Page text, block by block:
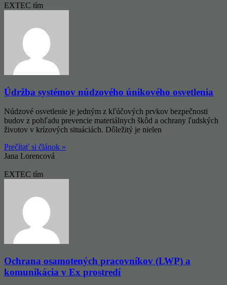
EXTEC tím
Údržba systémov núdzového únikového osvetlenia
Núdzové osvetlenie je jedným z kľúčových prvkov bezpečnosti
budov z pohľadu prevencie materiálnych škôd a ochrany ľudských
životov v krízových situáciách. Dôležitý je nielen
Prečítať si článok »
Jana Lorencová
EXTEC tím
Ochrana osamotených pracovníkov (LWP) a
komunikácia v Ex prostredí